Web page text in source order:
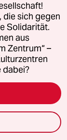
über
ein
Zeit
, wie
oder
die sich gegen
Solidarität.
aus
Zentrum“ –
dabei?